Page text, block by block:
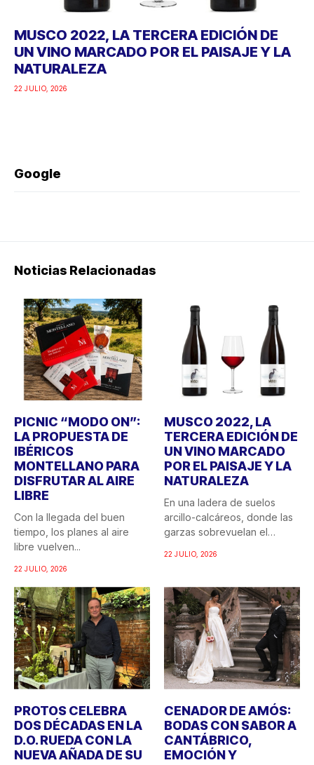
MUSCO 2022, LA TERCERA EDICIÓN DE
UN VINO MARCADO POR EL PAISAJE Y LA
NATURALEZA
22 JULIO, 2026
Google
Noticias Relacionadas
PICNIC “MODO ON”:
LA PROPUESTA DE
IBÉRICOS
MONTELLANO PARA
DISFRUTAR AL AIRE
LIBRE
Con la llegada del buen
tiempo, los planes al aire
libre vuelven...
22 JULIO, 2026
MUSCO 2022, LA
TERCERA EDICIÓN DE
UN VINO MARCADO
POR EL PAISAJE Y LA
NATURALEZA
En una ladera de suelos
arcillo-calcáreos, donde las
garzas sobrevuelan el
22 JULIO, 2026
PROTOS CELEBRA
DOS DÉCADAS EN LA
D.O. RUEDA CON LA
NUEVA AÑADA DE SU
CENADOR DE AMÓS:
BODAS CON SABOR A
CANTÁBRICO,
EMOCIÓN Y